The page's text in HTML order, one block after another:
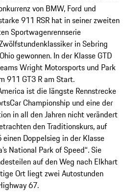
von BMW, Ford und
911 RSR hat in seiner zweiten
Sportwagenrennserie
in Sebring
gewonnen. In der Klasse GTD
Wright Motorsports und Park
911 GT3 R am Start.
ist die längste Rennstrecke
Championship und eine der
in all den Jahren nicht verändert
den Traditionskurs, auf
Doppelsieg in der Klasse
National Park of Speed“. Sie
auf den Weg nach Elkhart
Ort liegt zwei Autostunden
67.